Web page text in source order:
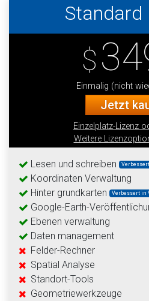
Standard
$
Einmalig (nicht
Jetzt
Einzelplatz-Lizenz
Weitere
Lesen und schreiben
Koordinaten Verwaltung
Hinter grundkarten
Verbessert in
Google-Earth-
Ebenen verwaltung
Daten management
Felder-Rechner
Spatial Analyse
Standort-Tools
Geometriewerkzeuge